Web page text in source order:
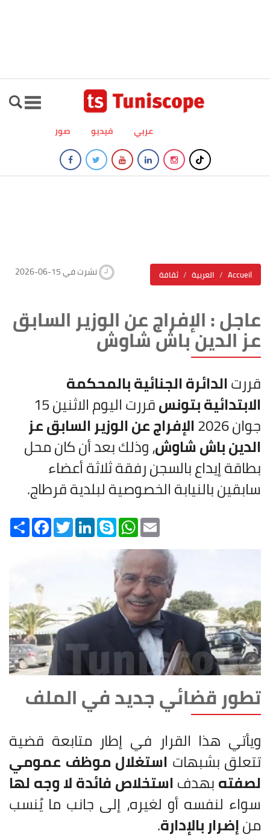
صور فيديو عربي
ثقافة العربية Accueil 2026-06-15 نشرت في
عاجل : الإفراج عن الوزير السابق
عز الدين باش شاوش
قررتالدائرة الجنائية بالمحكمة
الابتدائية بتونس قررت اليوم الاثنين 15
جوان 2026 الإفراج عن الوزير السابق عز
الدين باش شاوش، وذلك بعد أن كان محل
بطاقة إيداع بالسجن رفقة ثلاثة أعضاء
سابقين بالنيابة الخصوصية لبلدية قرطاج.
Share
FacebookTwitterLinkedInSkype
WhatsAppEmail
تطور قضائي جديد في الملف
ويأتي هذا القرار في إطار متابعة قضية
تتعلق بشبهات استغلال موظف عمومي
لصفتهبهدفاستخلاص فائدة لا وجه لها
سواء لنفسه أو لغيره، إلى جانب ما يُنسب
منإضرار بالإدارة.